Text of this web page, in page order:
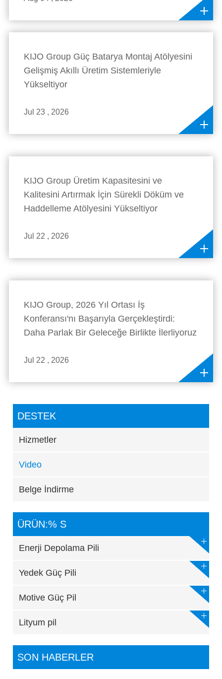
KIJO Group Güç Batarya Montaj Atölyesini
Gelişmiş Akıllı Üretim Sistemleriyle
Yükseltiyor
Jul 23 , 2026
KIJO Group Üretim Kapasitesini ve
Kalitesini Artırmak İçin Sürekli Döküm ve
Haddelleme Atölyesini Yükseltiyor
Jul 22 , 2026
KIJO Group, 2026 Yıl Ortası İş
Konferansı'nı Başarıyla Gerçekleştirdi:
Daha Parlak Bir Geleceğe Birlikte İlerliyoruz
Jul 22 , 2026
DESTEK
Hizmetler
Video
Belge İndirme
ÜRÜN:% S
Enerji Depolama Pili
Yedek Güç Pili
Motive Güç Pil
Lityum pil
SON HABERLER